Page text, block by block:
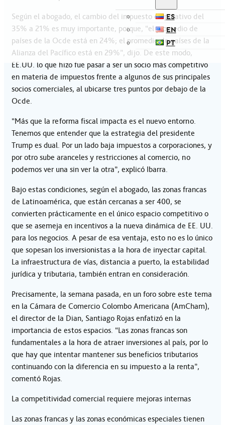
ES
EN
PT
Según el abogado, el cambio del impuesto corporativo del
35% a 21% es muy importante, porque, “el promedio de
países de la Ocde está en 24%; el promedio de países de la
Alianza del Pacífico está en 29%”, dijo. De este modo,
EE.UU. lo que hizo fue pasar a ser un socio más competitivo
en materia de impuestos frente a algunos de sus principales
socios comerciales, al ubicarse tres puntos por debajo de la
Ocde.
“Más que la reforma fiscal impacta es el nuevo entorno.
Tenemos que entender que la estrategia del presidente
Trump es dual. Por un lado baja impuestos a corporaciones, y
por otro sube aranceles y restricciones al comercio, no
podemos ver una sin ver la otra”, explicó Ibarra.
Bajo estas condiciones, según el abogado, las zonas francas
de Latinoamérica, que están cercanas a ser 400, se
convierten prácticamente en el único espacio competitivo o
que se asemeja en incentivos a la nueva dinámica de EE. UU.
para los negocios. A pesar de esa ventaja, esto no es lo único
que sopesan los inversionistas a la hora de inyectar capital.
La infraestructura de vías, distancia a puerto, la estabilidad
jurídica y tributaria, también entran en consideración.
Precisamente, la semana pasada, en un foro sobre este tema
en la Cámara de Comercio Colombo Americana (AmCham),
el director de la Dian, Santiago Rojas enfatizó en la
importancia de estos espacios. “Las zonas francas son
fundamentales a la hora de atraer inversiones al país, por lo
que hay que intentar mantener sus beneficios tributarios
continuando con la diferencia en su impuesto a la renta”,
comentó Rojas.
La competitividad comercial requiere mejoras internas
Las zonas francas y las zonas económicas especiales tienen